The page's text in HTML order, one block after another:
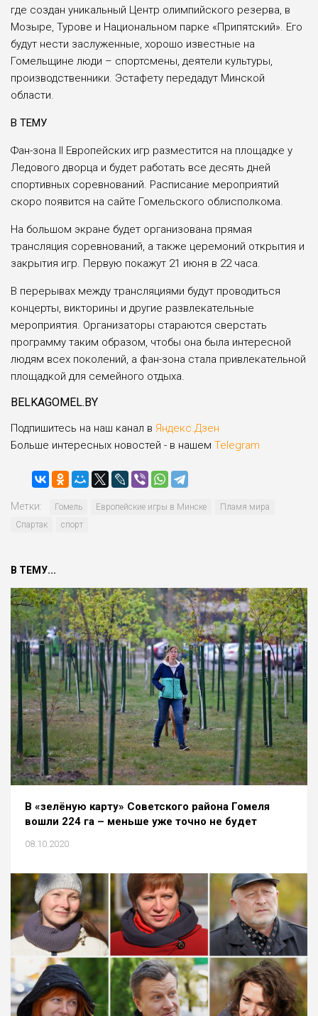
где создан уникальный Центр олимпийского резерва, в
Мозыре, Турове и Национальном парке «Припятский». Его
будут нести заслуженные, хорошо известные на
Гомельщине люди – спортсмены, деятели культуры,
производственники. Эстафету передадут Минской
области.
В ТЕМУ
Фан-зона II Европейских игр разместится на площадке у
Ледового дворца и будет работать все десять дней
спортивных соревнований. Расписание мероприятий
скоро появится на сайте Гомельского облисполкома.
На большом экране будет организована прямая
трансляция соревнований, а также церемоний открытия и
закрытия игр. Первую покажут 21 июня в 22 часа.
В перерывах между трансляциями будут проводиться
концерты, викторины и другие развлекательные
мероприятия. Организаторы стараются сверстать
программу таким образом, чтобы она была интересной
людям всех поколений, а фан-зона стала привлекательной
площадкой для семейного отдыха.
BELKAGOMEL.BY
Подпишитесь на наш канал в Яндекс.Дзен
Больше интересных новостей - в нашем Telegram
Метки: Гомель Европейские игры в Минске
Пламя мира
Спартак
спорт
В ТЕМУ...
В «зелёную карту» Советского района Гомеля
вошли 224 га – меньше уже точно не будет
08.10.2020